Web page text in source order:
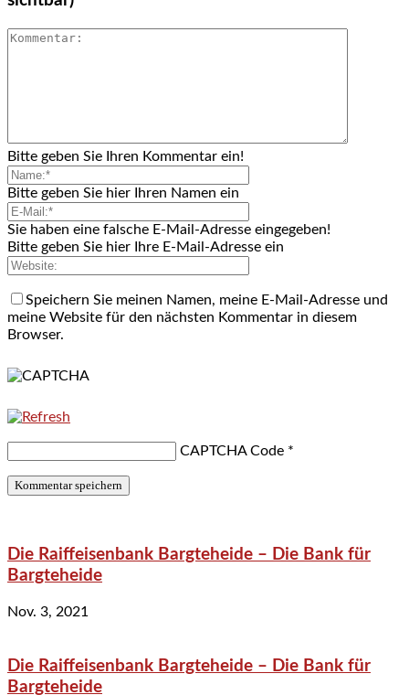
Bitte geben Sie Ihren Kommentar ein!
Bitte geben Sie hier Ihren Namen ein
Sie haben eine falsche E-Mail-Adresse eingegeben!
Bitte geben Sie hier Ihre E-Mail-Adresse ein
Speichern Sie meinen Namen, meine E-Mail-Adresse und
meine Website für den nächsten Kommentar in diesem
Browser.
CAPTCHA Code *
Die Raiffeisenbank Bargteheide – Die Bank für
Bargteheide
Nov. 3, 2021
Die Raiffeisenbank Bargteheide – Die Bank für
Bargteheide